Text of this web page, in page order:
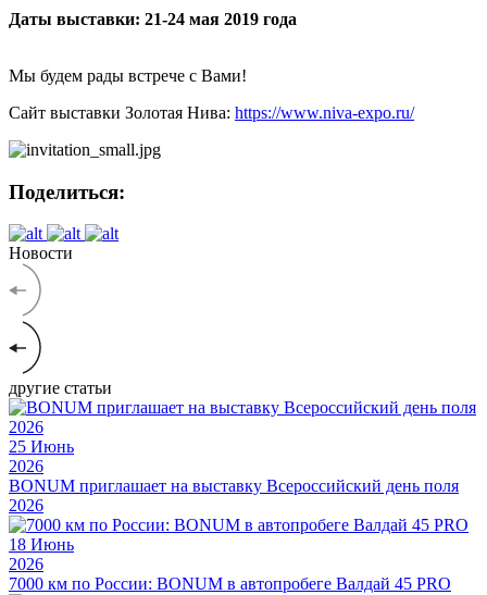
Даты выставки: 21-24 мая 2019 года
Мы будем рады встрече с Вами!
Сайт выставки Золотая Нива: https://www.niva-expo.ru/
Поделиться:
Новости
другие статьи
25 Июнь
2026
BONUM приглашает на выставку Всероссийский день поля
2026
18 Июнь
2026
7000 км по России: BONUM в автопробеге Валдай 45 PRO